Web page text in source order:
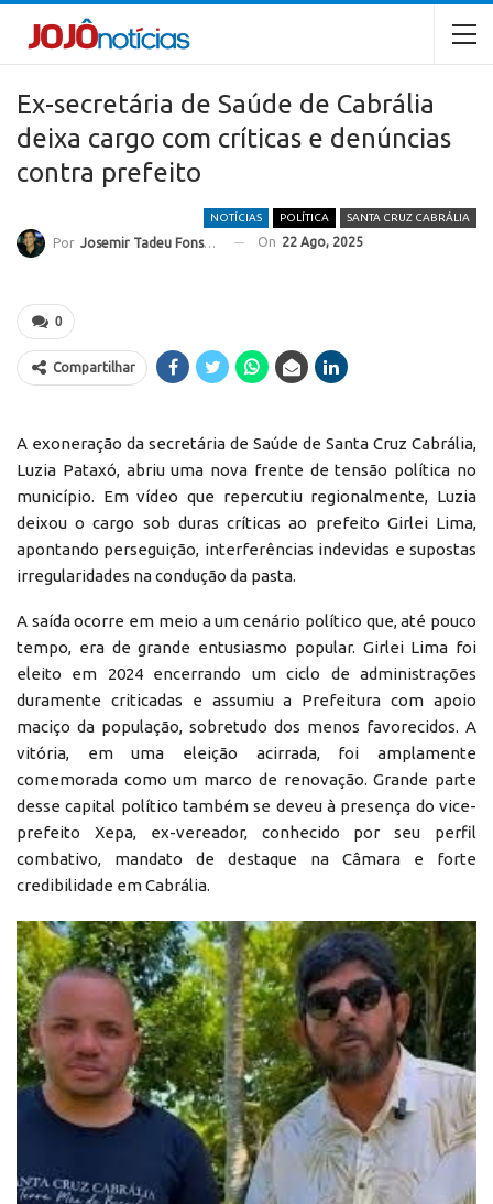
Ex-secretária de Saúde de Cabrália
deixa cargo com críticas e denúncias
contra prefeito
NOTÍCIAS POLÍTICA SANTA CRUZ CABRÁLIA
Por Josemir Tadeu Fonseca On 22 Ago, 2025
0
Compartilhar
A exoneração da secretária de Saúde de Santa Cruz Cabrália,
Luzia Pataxó, abriu uma nova frente de tensão política no
município. Em vídeo que repercutiu regionalmente, Luzia
deixou o cargo sob duras críticas ao prefeito Girlei Lima,
apontando perseguição, interferências indevidas e supostas
irregularidades na condução da pasta.
A saída ocorre em meio a um cenário político que, até pouco
tempo, era de grande entusiasmo popular. Girlei Lima foi
eleito em 2024 encerrando um ciclo de administrações
duramente criticadas e assumiu a Prefeitura com apoio
maciço da população, sobretudo dos menos favorecidos. A
vitória, em uma eleição acirrada, foi amplamente
comemorada como um marco de renovação. Grande parte
desse capital político também se deveu à presença do vice-
prefeito Xepa, ex-vereador, conhecido por seu perfil
combativo, mandato de destaque na Câmara e forte
credibilidade em Cabrália.